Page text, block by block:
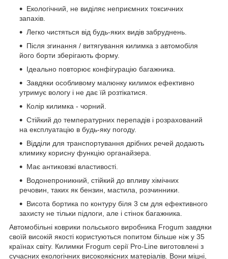
Екологічний, не виділяє неприємних токсичних
запахів.
Легко чистяться від будь-яких видів забруднень.
Після згинання / витягування килимка з автомобіля
його борти зберігають форму.
Ідеально повторює конфігурацію багажника.
Завдяки особливому малюнку килимок ефективно
утримує вологу і не дає їй розтікатися.
Колір килимка - чорний.
Стійкий до температурних перепадів і розрахований
на експлуатацію в будь-яку погоду.
Відділи для транспортування дрібних речей додають
климику корисну функцію органайзера.
Має антиковзкі властивості.
Водонепроникний, стійкий до впливу хімічних
речовин, таких як бензин, мастила, розчинники.
Висота бортика по контуру біля 3 см для ефективного
захисту не тільки підлоги, але і стінок багажника.
Автомобільні коврики польського виробника Frogum завдяки
своїй високій якості користуються попитом більше ніж у 35
країнах світу. Килимки Frogum серії Pro-Line виготовлені з
сучасних екологічних високоякісних матеріалів. Вони міцні,